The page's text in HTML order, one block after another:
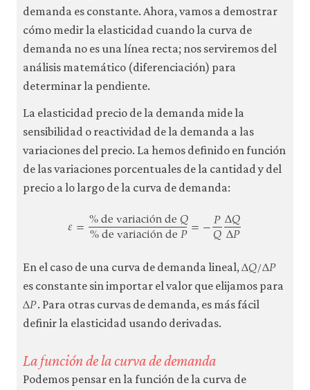
demanda es constante. Ahora, vamos a demostrar
cómo medir la elasticidad cuando la curva de
demanda no es una línea recta; nos serviremos del
análisis matemático (diferenciación) para
determinar la pendiente.
La elasticidad precio de la demanda mide la
sensibilidad o reactividad de la demanda a las
variaciones del precio. La hemos definido en función
de las variaciones porcentuales de la cantidad y del
precio a lo largo de la curva de demanda:
𝜀=% de variación de𝑄
% de variación de𝑃=−𝑃
𝑄Δ𝑄
Δ𝑃
% de variación deQ % de variación de
En el caso de una curva de demanda lineal, Δ𝑄/Δ𝑃
Δ Q / ΔP
es constante sin importar el valor que elijamos para
Δ𝑃
ΔP. Para otras curvas de demanda, es más fácil
definir la elasticidad usando derivadas.
La función de la curva de demanda
Podemos pensar en la función de la curva de